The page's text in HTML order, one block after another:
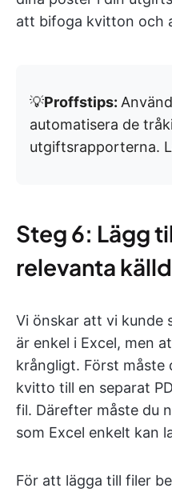
att bifoga kvitton och
💡Proffstips:
automatisera de
utgiftsrapporterna.
Steg 6: Lägg
relevanta
Vi önskar att vi kunde
är enkel i Excel, men
krångligt. Först måste
kvitto till en separat
fil. Därefter måste du
som Excel enkelt kan
För att lägga till filer